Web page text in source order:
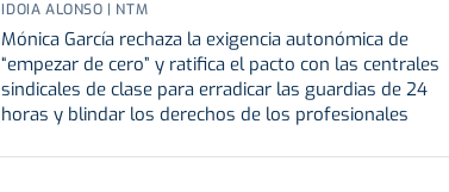
IDOIA ALONSO | NTM
Mónica García rechaza la exigencia autonómica de
“empezar de cero” y ratifica el pacto con las centrales
sindicales de clase para erradicar las guardias de 24
horas y blindar los derechos de los profesionales